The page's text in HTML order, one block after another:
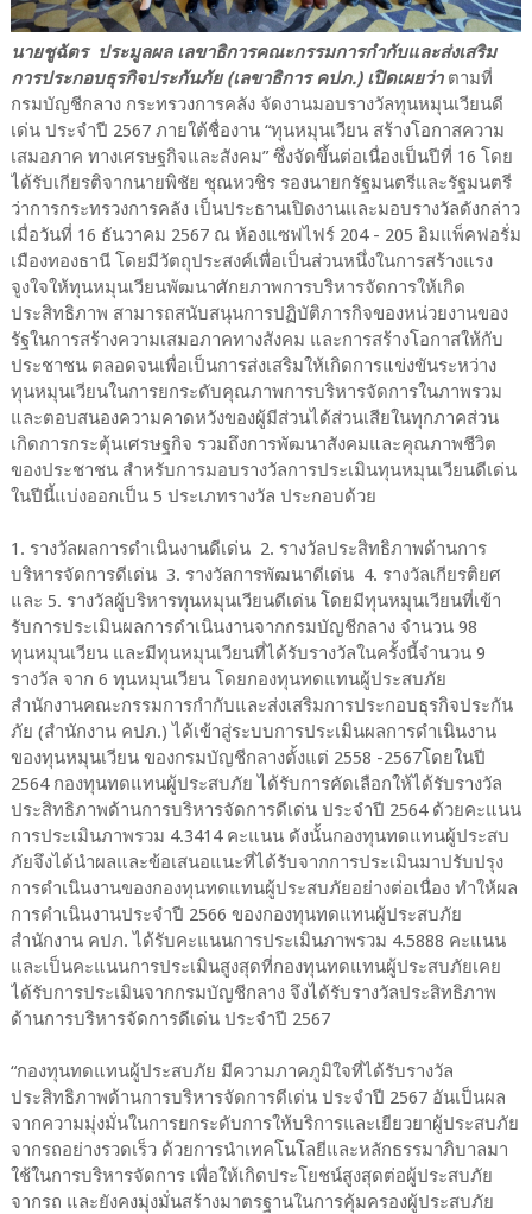
นายชูฉัตร ประมูลผล เลขาธิการคณะกรรมการกำกับและส่งเสริม
การประกอบธุรกิจประกันภัย (เลขาธิการ คปภ.) เปิดเผยว่าตามที่
กรมบัญชีกลาง กระทรวงการคลัง จัดงานมอบรางวัลทุนหมุนเวียนดี
เด่น ประจำปี 2567 ภายใต้ชื่องาน “ทุนหมุนเวียน สร้างโอกาสความ
เสมอภาค ทางเศรษฐกิจและสังคม” ซึ่งจัดขึ้นต่อเนื่องเป็นปีที่ 16 โดย
ได้รับเกียรติจากนายพิชัย ชุณหวชิร รองนายกรัฐมนตรีและรัฐมนตรี
ว่าการกระทรวงการคลัง เป็นประธานเปิดงานและมอบรางวัลดังกล่าว
เมื่อวันที่ 16 ธันวาคม 2567 ณ ห้องแซฟไฟร์ 204 - 205 อิมแพ็คฟอรั่ม
เมืองทองธานี โดยมีวัตถุประสงค์เพื่อเป็นส่วนหนึ่งในการสร้างแรง
จูงใจให้ทุนหมุนเวียนพัฒนาศักยภาพการบริหารจัดการให้เกิด
ประสิทธิภาพ สามารถสนับสนุนการปฏิบัติภารกิจของหน่วยงานของ
รัฐในการสร้างความเสมอภาคทางสังคม และการสร้างโอกาสให้กับ
ประชาชน ตลอดจนเพื่อเป็นการส่งเสริมให้เกิดการแข่งขันระหว่าง
ทุนหมุนเวียนในการยกระดับคุณภาพการบริหารจัดการในภาพรวม
และตอบสนองความคาดหวังของผู้มีส่วนได้ส่วนเสียในทุกภาคส่วน
เกิดการกระตุ้นเศรษฐกิจ รวมถึงการพัฒนาสังคมและคุณภาพชีวิต
ของประชาชน สำหรับการมอบรางวัลการประเมินทุนหมุนเวียนดีเด่น
ในปีนี้แบ่งออกเป็น 5 ประเภทรางวัล ประกอบด้วย
1. รางวัลผลการดำเนินงานดีเด่น 2. รางวัลประสิทธิภาพด้านการ
บริหารจัดการดีเด่น 3. รางวัลการพัฒนาดีเด่น 4. รางวัลเกียรติยศ
และ 5. รางวัลผู้บริหารทุนหมุนเวียนดีเด่น โดยมีทุนหมุนเวียนที่เข้า
รับการประเมินผลการดำเนินงานจากกรมบัญชีกลาง จำนวน 98
ทุนหมุนเวียน และมีทุนหมุนเวียนที่ได้รับรางวัลในครั้งนี้จำนวน 9
รางวัล จาก 6 ทุนหมุนเวียน โดยกองทุนทดแทนผู้ประสบภัย
สำนักงานคณะกรรมการกำกับและส่งเสริมการประกอบธุรกิจประกัน
ภัย (สำนักงาน คปภ.) ได้เข้าสู่ระบบการประเมินผลการดำเนินงาน
ของทุนหมุนเวียน ของกรมบัญชีกลางตั้งแต่ 2558 -2567โดยในปี
2564 กองทุนทดแทนผู้ประสบภัย ได้รับการคัดเลือกให้ได้รับรางวัล
ประสิทธิภาพด้านการบริหารจัดการดีเด่น ประจำปี 2564 ด้วยคะแนน
การประเมินภาพรวม 4.3414 คะแนน ดังนั้นกองทุนทดแทนผู้ประสบ
ภัยจึงได้นำผลและข้อเสนอแนะที่ได้รับจากการประเมินมาปรับปรุง
การดำเนินงานของกองทุนทดแทนผู้ประสบภัยอย่างต่อเนื่อง ทำให้ผล
การดำเนินงานประจำปี 2566 ของกองทุนทดแทนผู้ประสบภัย
สำนักงาน คปภ. ได้รับคะแนนการประเมินภาพรวม 4.5888 คะแนน
และเป็นคะแนนการประเมินสูงสุดที่กองทุนทดแทนผู้ประสบภัยเคย
ได้รับการประเมินจากกรมบัญชีกลาง จึงได้รับรางวัลประสิทธิภาพ
ด้านการบริหารจัดการดีเด่น ประจำปี 2567
“กองทุนทดแทนผู้ประสบภัย มีความภาคภูมิใจที่ได้รับรางวัล
ประสิทธิภาพด้านการบริหารจัดการดีเด่น ประจำปี 2567 อันเป็นผล
จากความมุ่งมั่นในการยกระดับการให้บริการและเยียวยาผู้ประสบภัย
จากรถอย่างรวดเร็ว ด้วยการนำเทคโนโลยีและหลักธรรมาภิบาลมา
ใช้ในการบริหารจัดการ เพื่อให้เกิดประโยชน์สูงสุดต่อผู้ประสบภัย
จากรถ และยังคงมุ่งมั่นสร้างมาตรฐานในการคุ้มครองผู้ประสบภัย